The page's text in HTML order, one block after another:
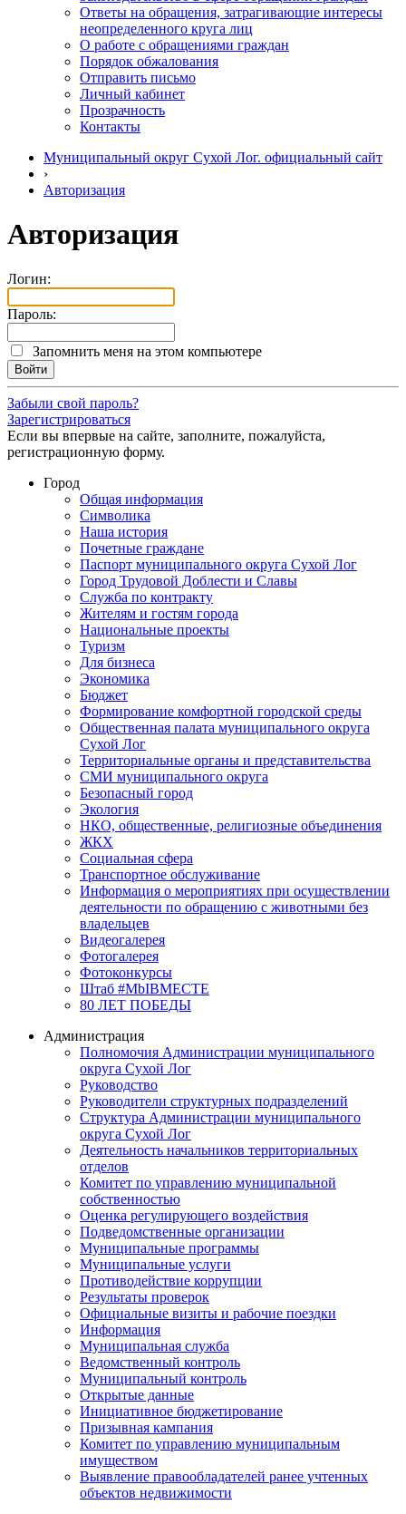
Ответы на обращения, затрагивающие интересы
неопределенного круга лиц
О работе с обращениями граждан
Порядок обжалования
Отправить письмо
Личный кабинет
Прозрачность
Контакты
Муниципальный округ Сухой Лог. официальный сайт
›
Авторизация
Авторизация
Логин:
Пароль:
Запомнить меня на этом компьютере
Забыли свой пароль?
Зарегистрироваться
Если вы впервые на сайте, заполните, пожалуйста,
регистрационную форму.
Город
Общая информация
Символика
Наша история
Почетные граждане
Паспорт муниципального округа Сухой Лог
Город Трудовой Доблести и Славы
Служба по контракту
Жителям и гостям города
Национальные проекты
Туризм
Для бизнеса
Экономика
Бюджет
Формирование комфортной городской среды
Общественная палата муниципального округа
Сухой Лог
Территориальные органы и представительства
СМИ муниципального округа
Безопасный город
Экология
НКО, общественные, религиозные объединения
ЖКХ
Социальная сфера
Транспортное обслуживание
Информация о мероприятиях при осуществлении
деятельности по обращению с животными без
владельцев
Видеогалерея
Фотогалерея
Фотоконкурсы
Штаб #MbIBMECTE
80 ЛЕТ ПОБЕДЫ
Администрация
Полномочия Администрации муниципального
округа Сухой Лог
Руководство
Руководители структурных подразделений
Структура Администрации муниципального
округа Сухой Лог
Деятельность начальников территориальных
отделов
Комитет по управлению муниципальной
собственностью
Оценка регулирующего воздействия
Подведомственные организации
Муниципальные программы
Муниципальные услуги
Противодействие коррупции
Результаты проверок
Официальные визиты и рабочие поездки
Информация
Муниципальная служба
Ведомственный контроль
Муниципальный контроль
Открытые данные
Инициативное бюджетирование
Призывная кампания
Комитет по управлению муниципальным
имуществом
Выявление правообладателей ранее учтенных
объектов недвижимости